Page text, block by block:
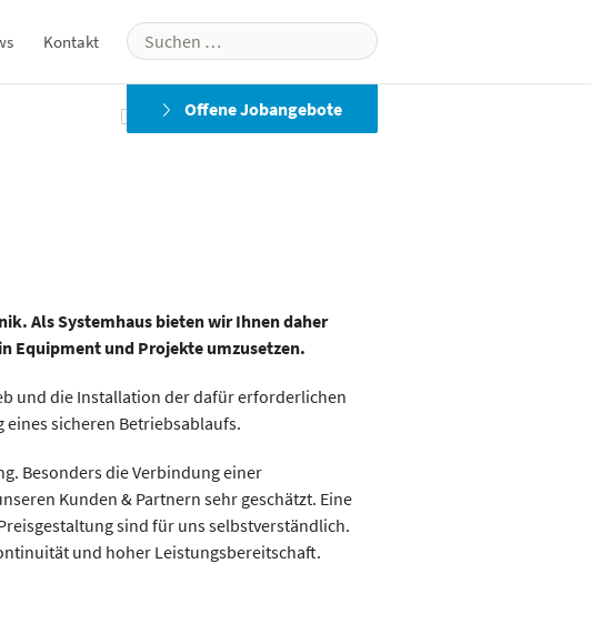
Suchen
nach:
Offene Jobangebote
Kontakt
Medien
Als Systemhaus bieten wir Ihnen daher
Equipment und Projekte umzusetzen.
und die Installation der dafür erforderlichen
sicheren Betriebsablaufs.
Besonders die Verbindung einer
Kunden & Partnern sehr geschätzt. Eine
sind für uns selbstverständlich.
und hoher Leistungsbereitschaft.